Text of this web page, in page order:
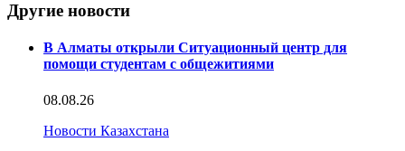
Другие новости
В Алматы открыли Ситуационный центр для
помощи студентам с общежитиями
08.08.26
Новости Казахстана